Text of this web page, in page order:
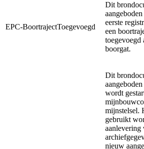
EPC-BoortrajectToegevoegd
Dit
eerste
een
toegevoegd
boorgat.
Dit
wordt
mijnstelsel.
gebruikt
aanlevering
nieuw